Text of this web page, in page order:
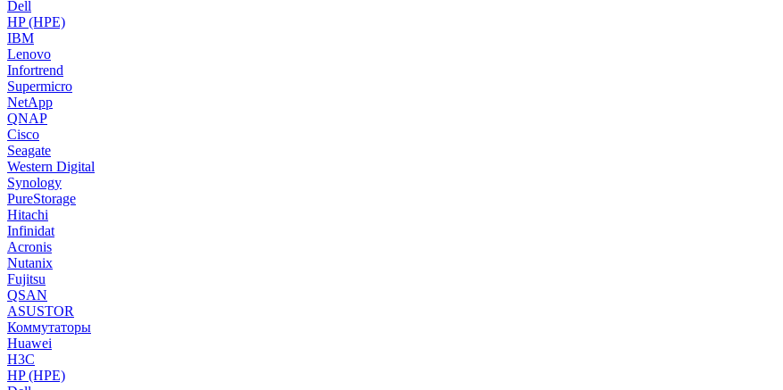
Dell
HP (HPE)
IBM
Lenovo
Infortrend
Supermicro
NetApp
QNAP
Cisco
Seagate
Western Digital
Synology
PureStorage
Hitachi
Infinidat
Acronis
Nutanix
Fujitsu
QSAN
ASUSTOR
Коммутаторы
Huawei
H3C
HP (HPE)